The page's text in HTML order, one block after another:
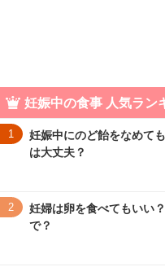
妊娠中の食事 人気ラン
1
妊娠中にのど飴をなめて
は大丈夫？
2
妊婦は卵を食べてもいい
で？